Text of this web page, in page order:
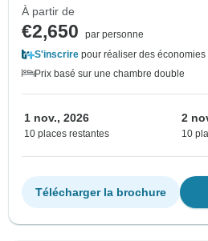
À partir de
€2,650
par personne
S'inscrire pour réaliser des économies
Prix basé sur une chambre double
1 nov., 2026
10 places restantes
2
10
Télécharger la brochure